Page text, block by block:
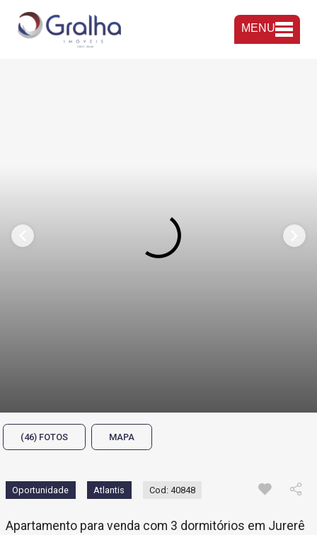
MENU
(46) FOTOS MAPA
Oportunidade Atlantis Cod: 40848
Apartamento para venda com 3 dormitórios em Jurerê